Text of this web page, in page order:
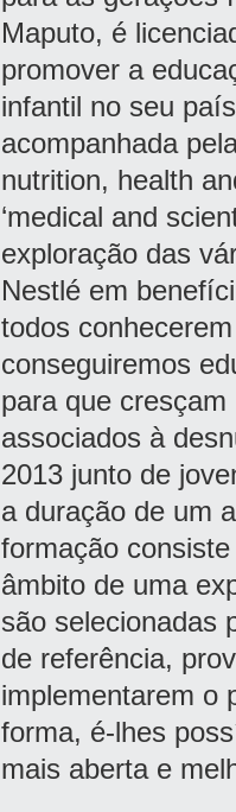
Maputo, é
promover a
infantil no seu
acompanhada
nutrition, health
‘medical and
exploração das
Nestlé em
todos
conseguiremos
para que
associados à
2013 junto de
a duração de um
formação
âmbito de uma
são selecionadas
de referência,
implementarem o
forma, é-lhes
mais aberta e